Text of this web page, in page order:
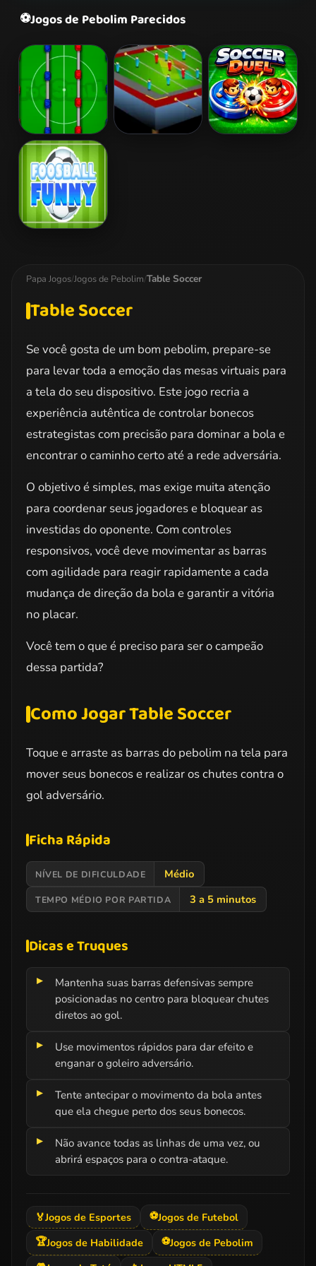
⚽Jogos de Pebolim Parecidos
Foosball
Papa Jogos/Jogos de Pebolim/Table Soccer
Table Soccer
Se você gosta de um bom pebolim, prepare-se
para levar toda a emoção das mesas virtuais para
a tela do seu dispositivo. Este jogo recria a
experiência autêntica de controlar bonecos
estrategistas com precisão para dominar a bola e
encontrar o caminho certo até a rede adversária.
O objetivo é simples, mas exige muita atenção
para coordenar seus jogadores e bloquear as
investidas do oponente. Com controles
responsivos, você deve movimentar as barras
com agilidade para reagir rapidamente a cada
mudança de direção da bola e garantir a vitória
no placar.
Você tem o que é preciso para ser o campeão
dessa partida?
Como Jogar Table Soccer
Toque e arraste as barras do pebolim na tela para
mover seus bonecos e realizar os chutes contra o
gol adversário.
Ficha Rápida
NÍVEL DE DIFICULDADE Médio
TEMPO MÉDIO POR PARTIDA 3 a 5 minutos
Dicas e Truques
Mantenha suas barras defensivas sempre
posicionadas no centro para bloquear chutes
diretos ao gol.
Use movimentos rápidos para dar efeito e
enganar o goleiro adversário.
Tente antecipar o movimento da bola antes
que ela chegue perto dos seus bonecos.
Não avance todas as linhas de uma vez, ou
abrirá espaços para o contra-ataque.
🏅Jogos de Esportes ⚽Jogos de Futebol
🏆Jogos de Habilidade ⚽Jogos de Pebolim